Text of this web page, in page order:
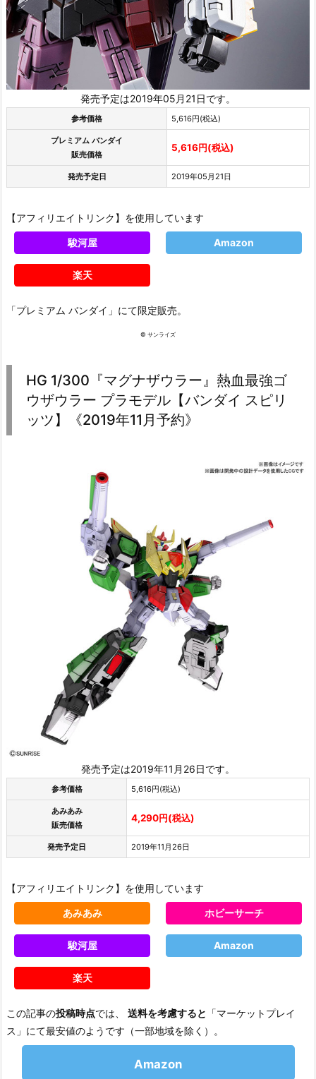
発売予定は2019年05月21日です。
参考価格 5,616円(税込)
プレミアム バンダイ
販売価格
5,616円(税込)
発売予定日 2019年05月21日
【アフィリエイトリンク】を使用しています
駿河屋 Amazon
楽天
「プレミアム バンダイ」にて限定販売。
© サンライズ
HG 1/300『マグナザウラー』熱血最強ゴ
ウザウラー プラモデル【バンダイ スピリ
ッツ】《2019年11月予約》
発売予定は2019年11月26日です。
参考価格 5,616円(税込)
あみあみ
販売価格
4,290円(税込)
発売予定日 2019年11月26日
【アフィリエイトリンク】を使用しています
あみあみ ホビーサーチ
駿河屋 Amazon
楽天
この記事の投稿時点では、 送料を考慮すると 「マーケットプレイ
ス」にて最安値のようです（一部地域を除く）。
Amazon